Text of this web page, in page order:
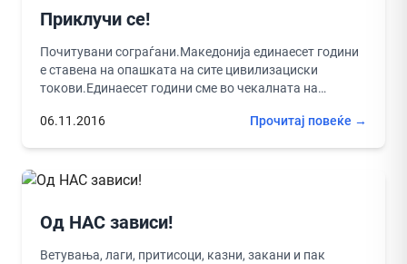
Приклучи се!
Почитувани сограѓани.Македонија единаесет години
е ставена на опашката на сите цивилизациски
токови.Единаесет години сме во чекалната на
помрднеме...
06.11.2016 Прочитај повеќе →
Од НАС зависи!
Ветувања, лаги, притисоци, казни, закани и пак